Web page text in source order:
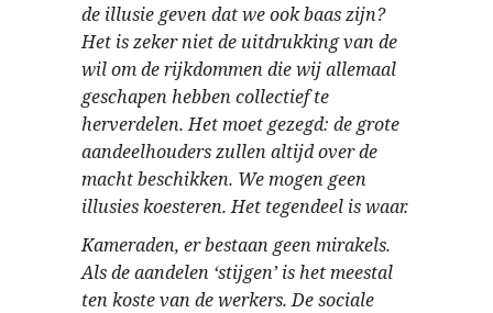
de illusie geven dat we ook baas zijn?
Het is zeker niet de uitdrukking van de
wil om de rijkdommen die wij allemaal
geschapen hebben collectief te
herverdelen. Het moet gezegd: de grote
aandeelhouders zullen altijd over de
macht beschikken. We mogen geen
illusies koesteren. Het tegendeel is waar.
Kameraden, er bestaan geen mirakels.
Als de aandelen ‘stijgen’ is het meestal
ten koste van de werkers. De sociale